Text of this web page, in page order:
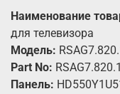
Наименование
для телевизора
Модель:
Part No:
Панель: